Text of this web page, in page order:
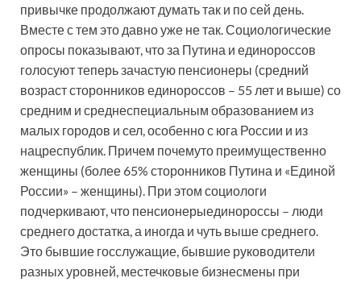
привычке продолжают думать так и по сей день.
Вместе с тем это давно уже не так. Социологические
опросы показывают, что за Путина и единороссов
голосуют теперь зачастую пенсионеры (средний
возраст сторонников единороссов – 55 лет и выше) со
средним и среднеспециальным образованием из
малых городов и сел, особенно с юга России и из
нацреспублик. Причем почему­то преимущественно
женщины (более 65% сторонников Путина и «Единой
России» – женщины). При этом социологи
подчеркивают, что пенсионеры­единороссы – люди
среднего достатка, а иногда и чуть выше среднего.
Это бывшие госслужащие, бывшие руководители
разных уровней, местечковые бизнесмены при